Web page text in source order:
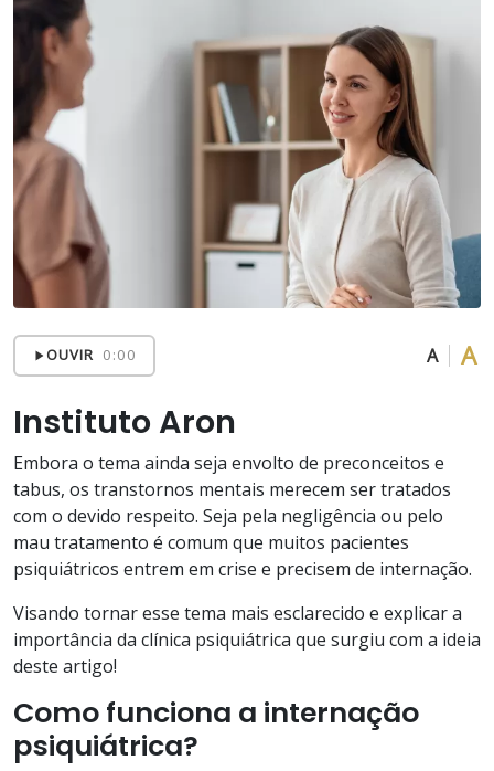
OUVIR 0:00 A A
Instituto Aron
Embora o tema ainda seja envolto de preconceitos e
tabus, os transtornos mentais merecem ser tratados
com o devido respeito. Seja pela negligência ou pelo
mau tratamento é comum que muitos pacientes
psiquiátricos entrem em crise e precisem de internação.
Visando tornar esse tema mais esclarecido e explicar a
importância da clínica psiquiátrica que surgiu com a ideia
deste artigo!
Como funciona a internação
psiquiátrica?